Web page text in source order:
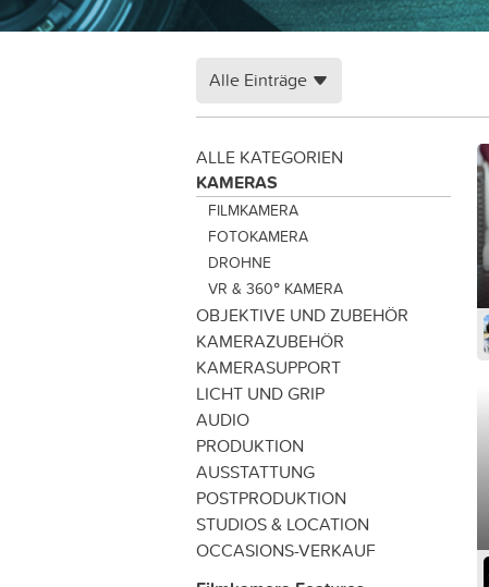
Alle Einträge
ALLE KATEGORIEN
KAMERAS
FILMKAMERA
FOTOKAMERA
DROHNE
VR & 360° KAMERA
OBJEKTIVE UND ZUBEHÖR
KAMERAZUBEHÖR
KAMERASUPPORT
LICHT UND GRIP
AUDIO
PRODUKTION
AUSSTATTUNG
POSTPRODUKTION
STUDIOS & LOCATION
OCCASIONS-VERKAUF